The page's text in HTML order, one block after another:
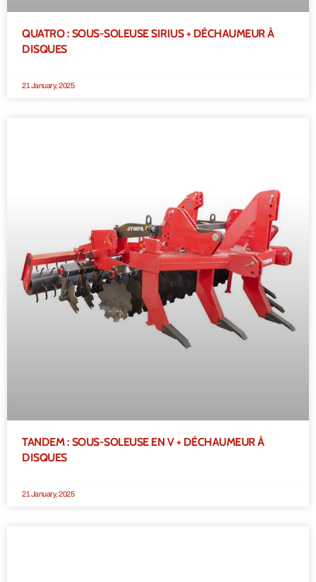
QUATRO : SOUS-SOLEUSE SIRIUS + DÉCHAUMEUR À
DISQUES
21 January, 2025
TANDEM : SOUS-SOLEUSE EN V + DÉCHAUMEUR À
DISQUES
21 January, 2025